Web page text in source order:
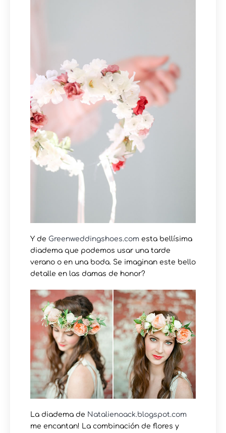
Y de Greenweddingshoes.com esta bellísima
diadema que podemos usar una tarde
verano o en una boda. Se imaginan este bello
detalle en las damas de honor?
La diadema de Natalienoack.blogspot.com
me encantan! La combinación de flores y